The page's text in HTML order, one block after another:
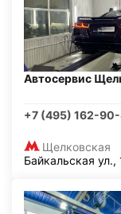
Автосервис
+7 (495) 162-90-
Щелковская
Байкальская ул.,